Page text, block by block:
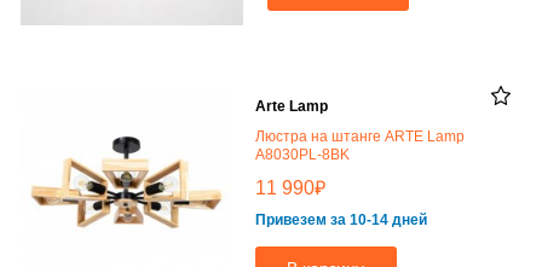
Arte Lamp
Люстра на штанге ARTE Lamp
A8030PL-8BK
11 990₽
Привезем за 10-14 дней